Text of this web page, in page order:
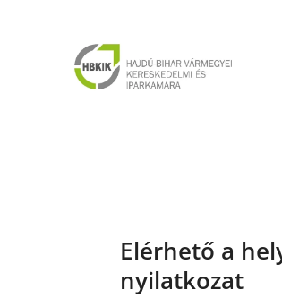
Elérhető a
nyilatkozat